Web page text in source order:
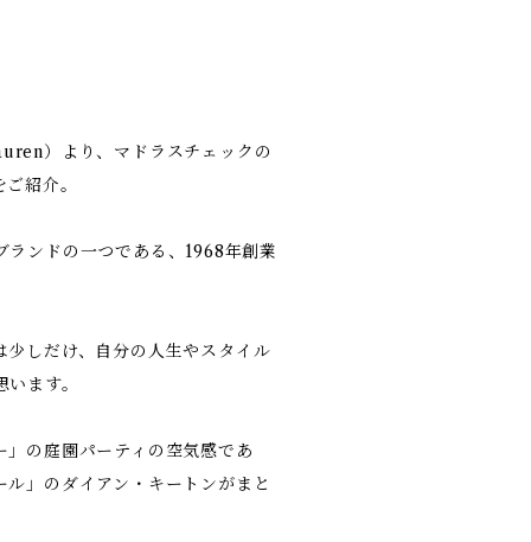
）より、マドラスチェックの
紹介。
ランドの一つである、1968年創業
しだけ、自分の人生やスタイル
ます。
の庭園パーティの空気感であ
」のダイアン・キートンがまと